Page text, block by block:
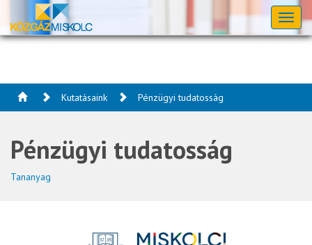
Kutatásaink Pénzügyi tudatosság
Pénzügyi tudatosság
Tananyag